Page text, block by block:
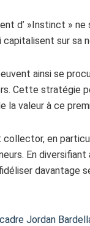
d’ »Instinct »
capitalisent sur sa
ainsi se
Cette stratégie
la valeur à ce
en
En
davantage
Jordan